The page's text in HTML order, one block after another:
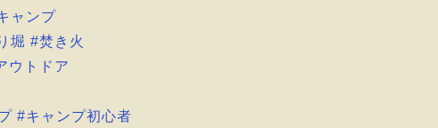
ャンプ
堀 #焚き火
ウトドア
#キャンプ初心者